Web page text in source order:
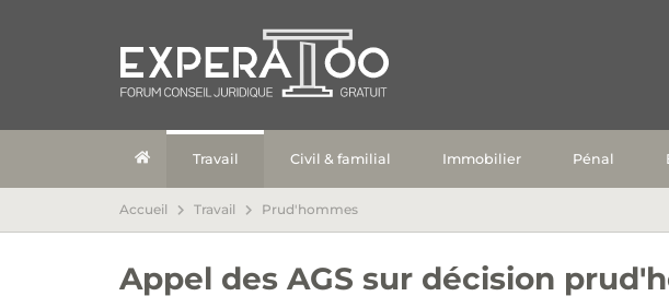
Travail Civil & familial Immobilier Pénal
Accueil Travail Prud'hommes
Appel des AGS sur décision